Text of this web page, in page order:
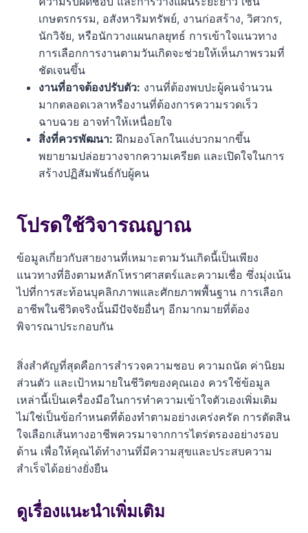
เกษตรกรรม, อสังหาริมทรัพย์, งานก่อสร้าง, วิศวกร,
นักวิจัย, หรือนักวางแผนกลยุทธ์ การเข้าใจแนวทาง
การเลือกการงานตามวันเกิดจะช่วยให้เห็นภาพรวมที่
ชัดเจนขึ้น
งานที่อาจต้องปรับตัว: งานที่ต้องพบปะผู้คนจำนวน
มากตลอดเวลาหรืองานที่ต้องการความรวดเร็ว
ฉาบฉวย อาจทำให้เหนื่อยใจ
สิ่งที่ควรพัฒนา: ฝึกมองโลกในแง่บวกมากขึ้น
พยายามปล่อยวางจากความเครียด และเปิดใจในการ
สร้างปฏิสัมพันธ์กับผู้คน
โปรดใช้วิจารณญาณ
ข้อมูลเกี่ยวกับสายงานที่เหมาะตามวันเกิดนี้เป็นเพียง
แนวทางที่อิงตามหลักโหราศาสตร์และความเชื่อ ซึ่งมุ่งเน้น
ไปที่การสะท้อนบุคลิกภาพและศักยภาพพื้นฐาน การเลือก
อาชีพในชีวิตจริงนั้นมีปัจจัยอื่นๆ อีกมากมายที่ต้อง
พิจารณาประกอบกัน
สิ่งสำคัญที่สุดคือการสำรวจความชอบ ความถนัด ค่านิยม
ส่วนตัว และเป้าหมายในชีวิตของคุณเอง ควรใช้ข้อมูล
เหล่านี้เป็นเครื่องมือในการทำความเข้าใจตัวเองเพิ่มเติม
ไม่ใช่เป็นข้อกำหนดที่ต้องทำตามอย่างเคร่งครัด การตัดสิน
ใจเลือกเส้นทางอาชีพควรมาจากการไตร่ตรองอย่างรอบ
ด้าน เพื่อให้คุณได้ทำงานที่มีความสุขและประสบความ
สำเร็จได้อย่างยั่งยืน
ดูเรื่องแนะนำเพิ่มเติม